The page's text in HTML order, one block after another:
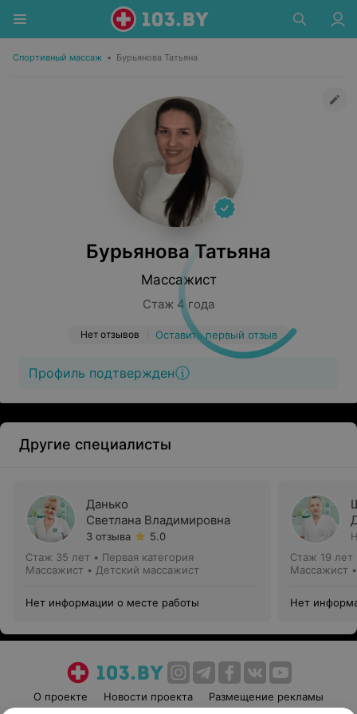
Спортивный массаж • Бурьянова Татьяна
Бурьянова Татьяна
Массажист
Стаж 4 года
Нет отзывов Оставить первый отзыв
Профиль подтвержден
Другие специалисты
Данько
Светлана Владимировна
3 отзыва
5.0
Стаж 35 лет • Первая категория
Массажист • Детский массажист
Нет информации о месте работы
Стаж 19 лет
Массажист
Нет
О проекте Новости проекта
Размещение рекламы